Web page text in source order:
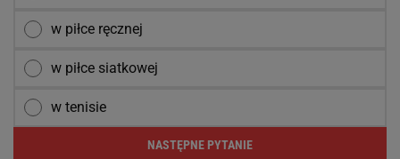
w piłce ręcznej
w piłce siatkowej
w tenisie
NASTĘPNE PYTANIE